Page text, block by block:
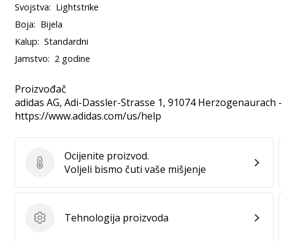
Svojstva: Lightstrike
Boja: Bijela
Kalup: Standardni
Jamstvo: 2 godine
Proizvođač
adidas AG, Adi-Dassler-Strasse 1, 91074 Herzogenaurach
https://www.adidas.com/us/help
Ocijenite proizvod.
Ocijenite proizvod.
Voljeli bismo čuti vaše mišjenje
Tehnologija proizvoda
Tehnologija proizvoda